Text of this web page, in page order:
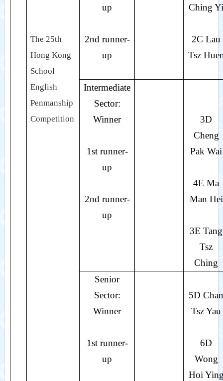
The 25th
Hong Kong
School
English
Penmanship
Competition
up
2nd runner-
up
Ching Yi
2C Lau
Tsz
Intermediate
Sector:
Winner
1st runner-
up
2nd runner-
up
3D
Cheng
Pak Wai
4E Ma
Man Hei
3E Tang
Tsz
Ching
Senior
Sector:
Winner
1st runner-
up
5D Chan
Tsz Yau
6D
Wong
Hoi